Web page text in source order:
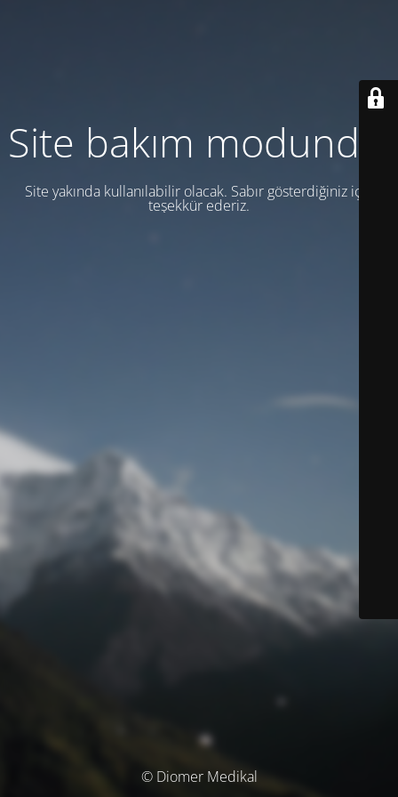
Site bakım modunda.
Site yakında kullanılabilir olacak. Sabır gösterdiğiniz için
teşekkür ederiz.
© Diomer Medikal